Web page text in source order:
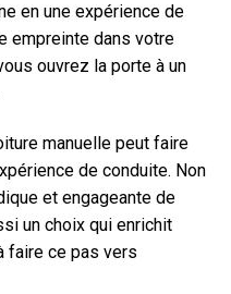
en une expérience de
empreinte dans votre
ouvrez la porte à un
manuelle peut faire
de conduite. Non
et engageante de
un choix qui enrichit
faire ce pas vers